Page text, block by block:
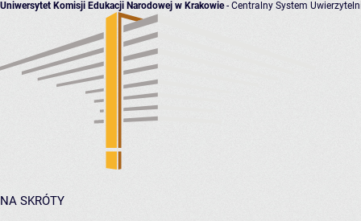
Uniwersytet Komisji Edukacji Narodowej w Krakowie- Centralny System
NA SKRÓTY